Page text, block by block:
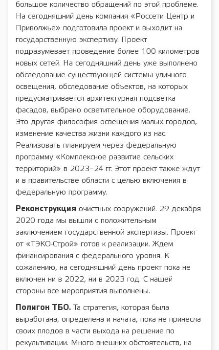
большое количество обращений по этой проблеме.
На сегодняшний день компания «Россети Центр и
Приволжье» подготовила проект и выходит на
государственную экспертизу. Проект
подразумевает проведение более 100 километров
новых сетей. На сегодняшний день уже выполнено
обследование существующей системы уличного
освещения, обследование объектов, на которых
предусматривается архитектурная подсветка
фасадов, выбрано осветительное оборудование.
Это другая философия освещения малых городов,
изменение качества жизни каждого из нас.
Реализовать планируем через федеральную
программу «Комплексное развитие сельских
территорий» в 2023–24 гг. Этот проект также ждут
и в правительстве области с целью включения в
федеральную программу.
Реконструкция очистных сооружений. 29 декабря
2020 года мы вышли с положительным
заключением государственной экспертизы. Проект
от «ТЭКО-Строй» готов к реализации. Ждем
финансирования с федерального уровня. К
сожалению, на сегодняшний день проект пока не
включен ни в 2022, ни в 2023 год. С нашей
стороны все мероприятия выполнены.
Полигон ТБО. Та стратегия, которая была
выработана, определена и начата, пока не принесла
своих плодов в части выхода на решение по
рекультивации. Много внешних обстоятельств, на